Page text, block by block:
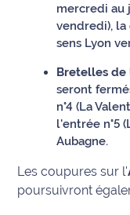
Maritima
sortie
Nous
mercredi au
vendredi),
sens Lyon
Bretelles de
seront
n°4 (La
l'entrée n°5
Aubagne.
Les coupures sur l'
poursuivront